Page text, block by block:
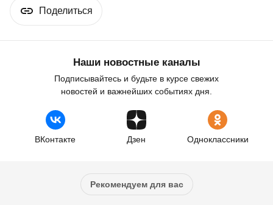
Поделиться
Наши новостные каналы
Подписывайтесь и будьте в курсе свежих
новостей и важнейших событиях дня.
ВКонтакте Дзен Одноклассники
Рекомендуем для вас